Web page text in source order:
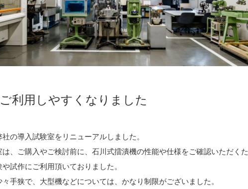
利用しやすくなりました
社の導入試験室をリニューアルしました。
は、ご購入やご検討前に、石川式擂潰機の性能や仕様をご確認いただくた
試作にご利用頂いておりました。
々手狭で、大型機などについては、かなり制限がございました。